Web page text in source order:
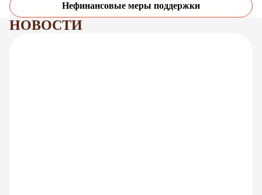
Нефинансовые меры поддержки
НОВОСТИ